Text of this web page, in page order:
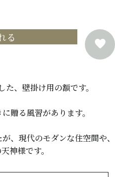
、壁掛け用の額です。
贈る風習があります。
、現代のモダンな住空間や、
神様です。
る